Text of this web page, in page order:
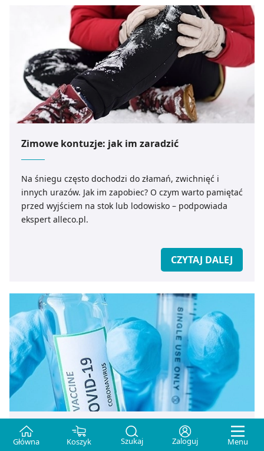
Główna Koszyk Szukaj Zaloguj Menu
Zimowe kontuzje: jak im zaradzić
Na śniegu często dochodzi do złamań, zwichnięć i
innych urazów. Jak im zapobiec? O czym warto pamiętać
przed wyjściem na stok lub lodowisko – podpowiada
ekspert alleco.pl.
CZYTAJ DALEJ
Koronawirus w Polsce. Co powinniśmy o nim
wiedzieć?